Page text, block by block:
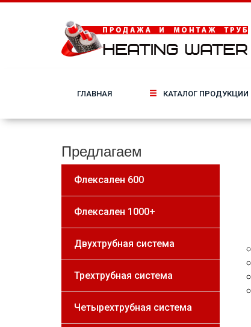
ГЛАВНАЯ КАТАЛОГ ПРОДУКЦИИ
Предлагаем
Флексален 600
Флексален 1000+
Двухтрубная система
Трехтрубная система
Четырехтрубная система